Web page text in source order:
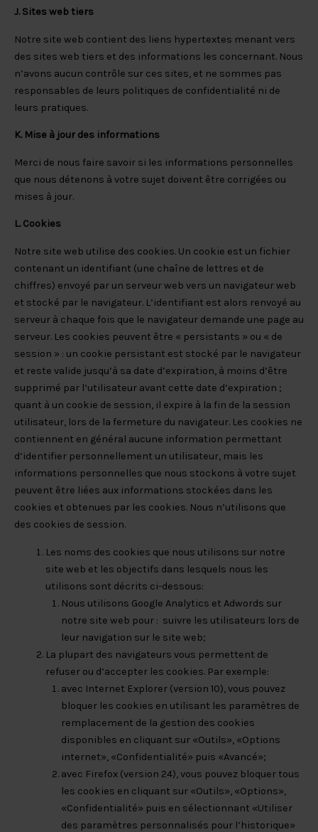
J. Sites web tiers
Notre site web contient des liens hypertextes menant vers
des sites web tiers et des informations les concernant. Nous
n’avons aucun contrôle sur ces sites, et ne sommes pas
responsables de leurs politiques de confidentialité ni de
leurs pratiques.
K. Mise à jour des informations
Merci de nous faire savoir si les informations personnelles
que nous détenons à votre sujet doivent être corrigées ou
mises à jour.
L. Cookies
Notre site web utilise des cookies. Un cookie est un fichier
contenant un identifiant (une chaîne de lettres et de
chiffres) envoyé par un serveur web vers un navigateur web
et stocké par le navigateur. L’identifiant est alors renvoyé au
serveur à chaque fois que le navigateur demande une page au
serveur. Les cookies peuvent être « persistants » ou « de
session » : un cookie persistant est stocké par le navigateur
et reste valide jusqu’à sa date d’expiration, à moins d’être
supprimé par l’utilisateur avant cette date d’expiration ;
quant à un cookie de session, il expire à la fin de la session
utilisateur, lors de la fermeture du navigateur. Les cookies ne
contiennent en général aucune information permettant
d’identifier personnellement un utilisateur, mais les
informations personnelles que nous stockons à votre sujet
peuvent être liées aux informations stockées dans les
cookies et obtenues par les cookies. Nous n’utilisons que
des cookies de session.
Les noms des cookies que nous utilisons sur notre
site web et les objectifs dans lesquels nous les
utilisons sont décrits ci-dessous:
Nous utilisons Google Analytics et Adwords sur
notre site web pour : suivre les utilisateurs lors de
leur navigation sur le site web;
La plupart des navigateurs vous permettent de
refuser ou d’accepter les cookies. Par exemple:
avec Internet Explorer (version 10), vous pouvez
bloquer les cookies en utilisant les paramètres de
remplacement de la gestion des cookies
disponibles en cliquant sur «Outils», «Options
internet», «Confidentialité» puis «Avancé»;
avec Firefox (version 24), vous pouvez bloquer tous
les cookies en cliquant sur «Outils», «Options»,
«Confidentialité» puis en sélectionnant «Utiliser
des paramètres personnalisés pour l’historique»